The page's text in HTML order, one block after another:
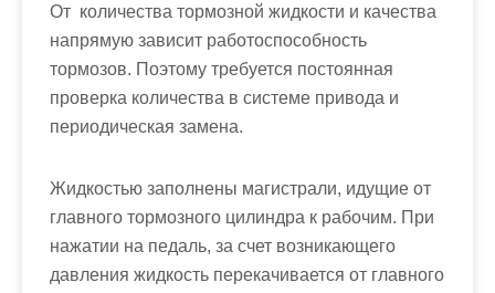
От количества тормозной жидкости и качества
напрямую зависит работоспособность
тормозов. Поэтому требуется постоянная
проверка количества в системе привода и
периодическая замена.
Жидкостью заполнены магистрали, идущие от
главного тормозного цилиндра к рабочим. При
нажатии на педаль, за счет возникающего
давления жидкость перекачивается от главного